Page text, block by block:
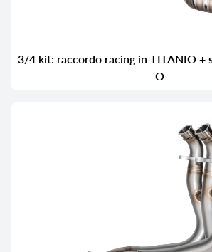
3/4 kit: raccordo racing in TITANIO +
O